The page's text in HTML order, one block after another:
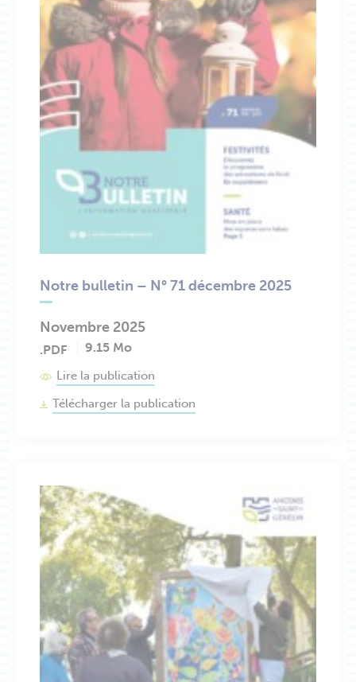
Notre bulletin – N° 71 décembre 2025
Novembre 2025
.PDF 9.15 Mo
Lire la publication
Télécharger la publication